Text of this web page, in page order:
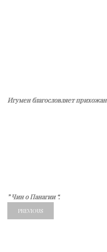
Игумен благословляет прихожан
” Чин о Панагии “.
PREVIOUS